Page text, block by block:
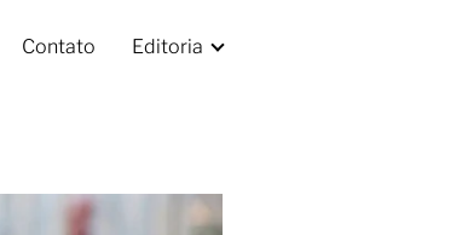
Contato Editoria